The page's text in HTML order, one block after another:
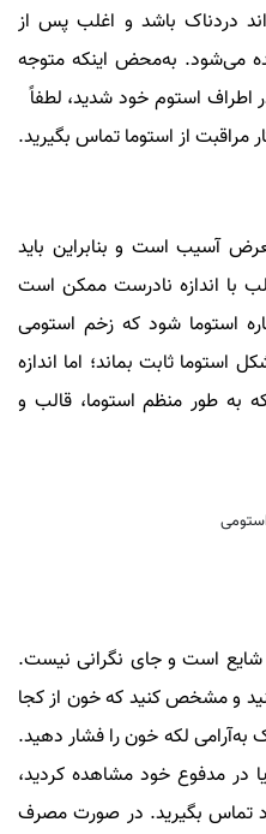
دردناک باشد و اغلب پس از
می‌شود. به‌محض اینکه متوجه
اطراف استوم خود شدید، لطفاً
مراقبت از استوما تماس بگیرید.
آسیب است و بنابراین باید
با اندازه نادرست ممکن است
استوما شود که زخم استومی
ثابت بماند؛ اما اندازه
به طور منظم استوما، قالب و
شایع است و جای نگرانی نیست.
کنید و مشخص کنید که خون از کجا
لکه خون را فشار دهید.
در مدفوع خود مشاهده کردید،
تماس بگیرید. در صورت مصرف